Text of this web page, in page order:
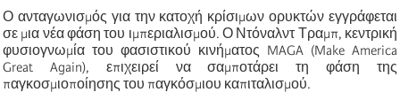
Ο ανταγωνισμός για την κατοχή κρίσιμων ορυκτών εγγράφεται
σε μια νέα φάση του ιμπεριαλισμού. Ο Ντόναλντ Τραμπ, κεντρική
φυσιογνωμία του φασιστικού κινήματος MAGA (Make America
Great Again), επιχειρεί να σαμποτάρει τη φάση της
παγκοσμιοποίησης του παγκόσμιου καπιταλισμού.